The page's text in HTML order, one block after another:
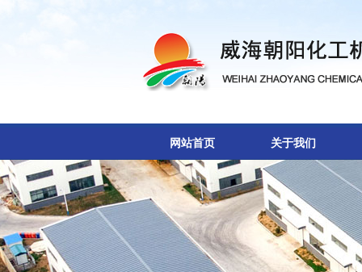
网站首页 关于我们